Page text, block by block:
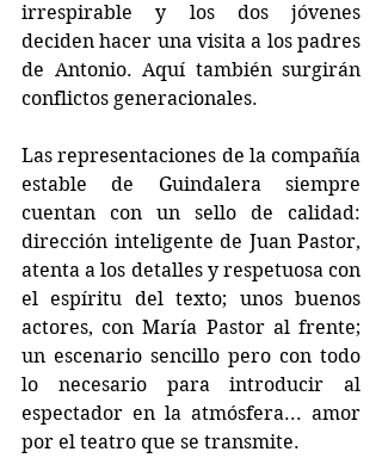
irrespirable y los dos jóvenes
deciden hacer una visita a los padres
de Antonio. Aquí también surgirán
conflictos generacionales.
Las representaciones de la compañía
estable de Guindalera siempre
cuentan con un sello de calidad:
dirección inteligente de Juan Pastor,
atenta a los detalles y respetuosa con
el espíritu del texto; unos buenos
actores, con María Pastor al frente;
un escenario sencillo pero con todo
lo necesario para introducir al
espectador en la atmósfera... amor
por el teatro que se transmite.